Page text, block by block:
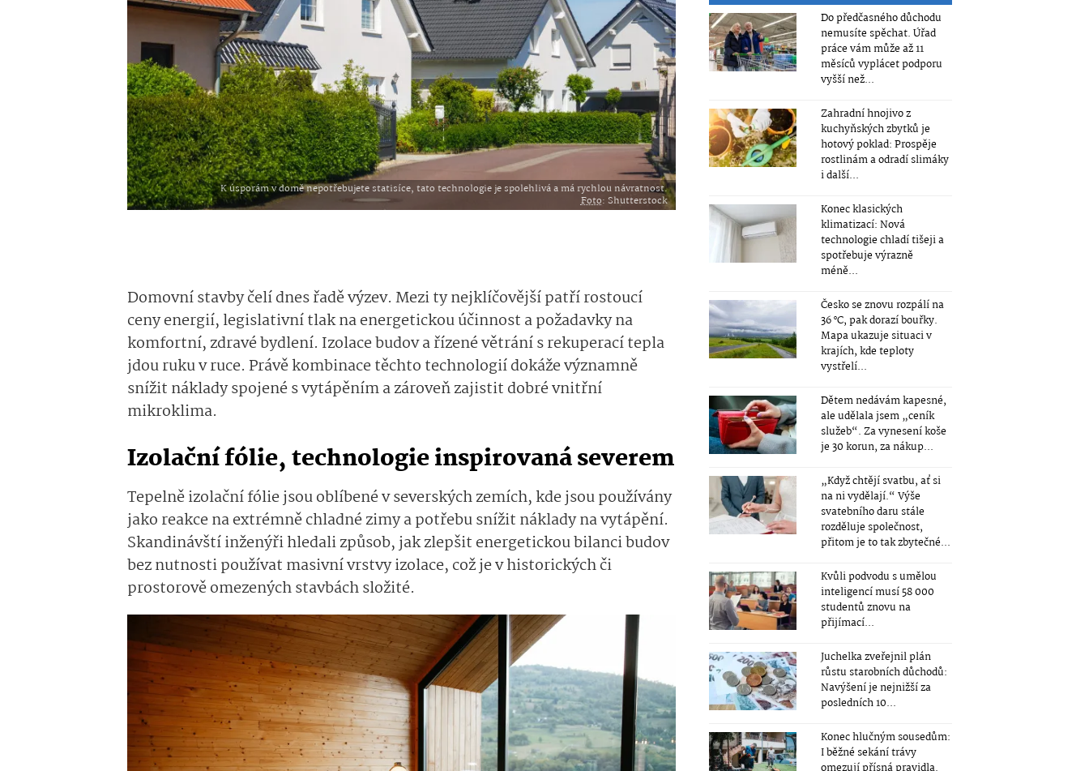
K úsporám v domě nepotřebujete statisíce, tato technologie je spolehlivá a má rychlou návratnost.
Foto: Shutterstock
Domovní stavby čelí dnes řadě výzev. Mezi ty nejklíčovější patří rostoucí
ceny energií, legislativní tlak na energetickou účinnost a požadavky na
komfortní, zdravé bydlení. Izolace budov a řízené větrání s rekuperací tepla
jdou ruku v ruce. Právě kombinace těchto technologií dokáže významně
snížit náklady spojené s vytápěním a zároveň zajistit dobré vnitřní
mikroklima.
Izolační fólie, technologie inspirovaná severem
Tepelně izolační fólie jsou oblíbené v severských zemích, kde jsou používány
jako reakce na extrémně chladné zimy a potřebu snížit náklady na vytápění.
Skandinávští inženýři hledali způsob, jak zlepšit energetickou bilanci budov
bez nutnosti používat masivní vrstvy izolace, což je v historických či
prostorově omezených stavbách složité.
Do předčasného důchodu
nemusíte spěchat. Úřad
práce vám může až 11
měsíců vyplácet podporu
vyšší než...
Zahradní hnojivo z
kuchyňských zbytků je
hotový poklad: Prospěje
rostlinám a odradí slimáky
i další...
Konec klasických
klimatizací: Nová
technologie chladí tišeji a
spotřebuje výrazně
méně...
Česko se znovu rozpálí na
36 °C, pak dorazí bouřky.
Mapa ukazuje situaci v
krajích, kde teploty
vystřelí...
Dětem nedávám kapesné,
ale udělala jsem „ceník
služeb“. Za vynesení koše
je 30 korun, za nákup...
„Když chtějí svatbu, ať si
na ni vydělají.“ Výše
svatebního daru stále
rozděluje společnost,
přitom je to tak zbytečné...
Kvůli podvodu s umělou
inteligencí musí 58 000
studentů znovu na
přijímací...
Juchelka zveřejnil plán
růstu starobních důchodů:
Navýšení je nejnižší za
posledních 10...
Konec hlučným sousedům:
I běžné sekání trávy